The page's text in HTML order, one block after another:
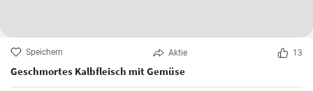
Speichern Aktie 13
Geschmortes Kalbfleisch mit Gemüse